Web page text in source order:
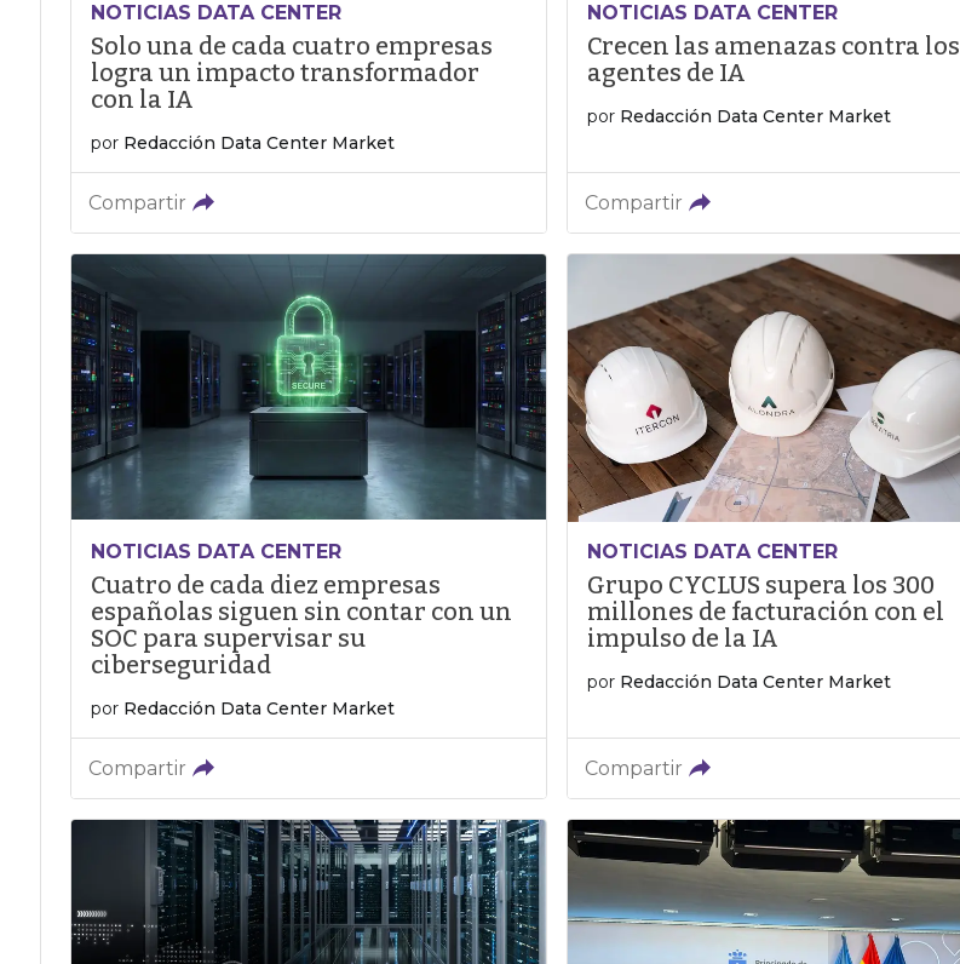
NOTICIAS DATA CENTER
Solo una de cada cuatro empresas
logra un impacto transformador
con la IA
por Redacción Data Center Market
Compartir
NOTICIAS DATA CENTER
Crecen las amenazas contra los
agentes de IA
por Redacción Data Center Market
Compartir
NOTICIAS DATA CENTER
Cuatro de cada diez empresas
españolas siguen sin contar con un
SOC para supervisar su
ciberseguridad
por Redacción Data Center Market
Compartir
NOTICIAS DATA CENTER
Grupo CYCLUS supera los 300
millones de facturación con el
impulso de la IA
por Redacción Data Center Market
Compartir